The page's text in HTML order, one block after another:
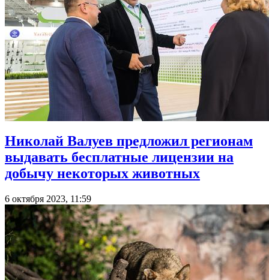
Николай Валуев предложил регионам
выдавать бесплатные лицензии на
добычу некоторых животных
6 октября 2023, 11:59